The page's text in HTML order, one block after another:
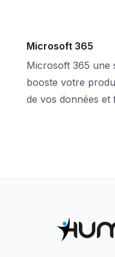
Microsoft 365
Microsoft 365 une
booste votre
de vos données et